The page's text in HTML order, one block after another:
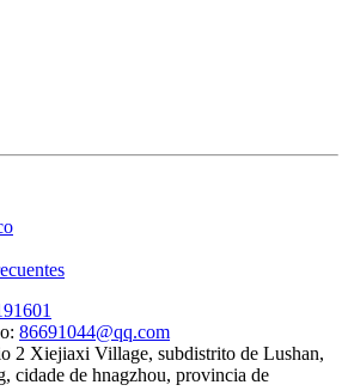
86691044@qq.com
2 Xiejiaxi Village, subdistrito de Lushan,
cidade de hnagzhou, provincia de